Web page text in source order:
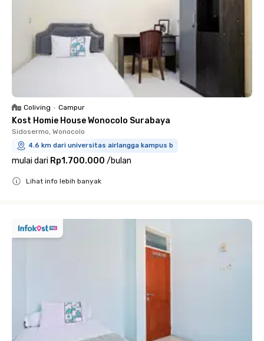
Coliving • Campur
Kost Homie House Wonocolo Surabaya
Sidosermo, Wonocolo
4.6 km dari universitas airlangga kampus b
mulai dari Rp1.700.000 /bulan
Lihat info lebih banyak